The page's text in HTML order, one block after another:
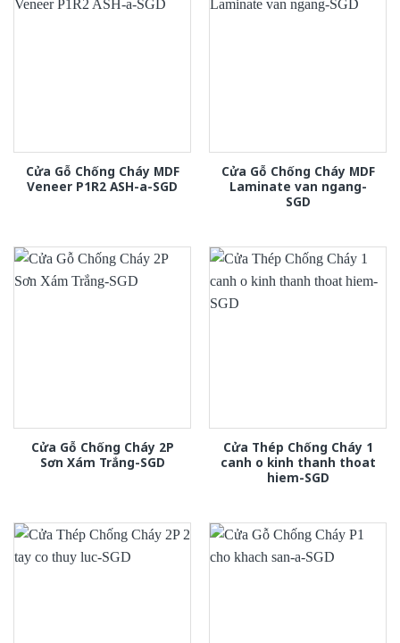
Cửa Gỗ Chống Cháy MDF
Veneer P1R2 ASH-a-SGD
Cửa Gỗ Chống Cháy MDF
Laminate van ngang-
SGD
Cửa Gỗ Chống Cháy 2P
Sơn Xám Trắng-SGD
Cửa Thép Chống Cháy 1
canh o kinh thanh thoat
hiem-SGD